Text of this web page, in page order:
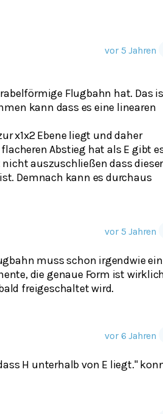
vor 5 Jahren
Flugbahn hat. Das
kann dass es eine linearen
x1x2 Ebene liegt und daher
Abstieg hat als E gibt
auszuschließen dass dieser
Demnach kann es durchaus
vor 5 Jahren
muss schon irgendwie
die genaue Form ist
freigeschaltet wird.
vor 6 Jahren
H unterhalb von E liegt."